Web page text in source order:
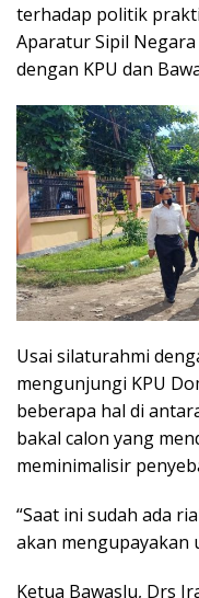
terhadap politik
Aparatur Sipil
dengan KPU dan
Usai silaturahmi
mengunjungi KPU
beberapa hal di
bakal calon yang
meminimalisir
“Saat ini sudah ada
akan mengupayakan
Ketua Bawaslu, Drs